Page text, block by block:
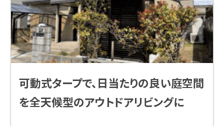
可動式タープで、日当たりの良い庭空間
を全天候型のアウトドアリビングに